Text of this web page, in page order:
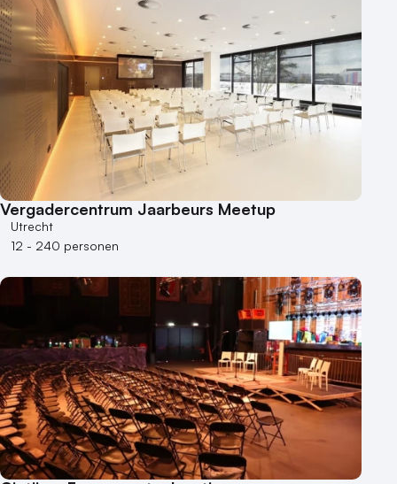
Vergadercentrum Jaarbeurs Meetup
Utrecht
12 - 240 personen